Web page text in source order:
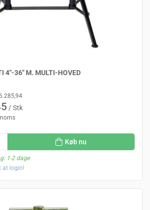
4"-36" M. MULTI-HOVED
/ Stk
Køb nu
1-2 dage
at login!